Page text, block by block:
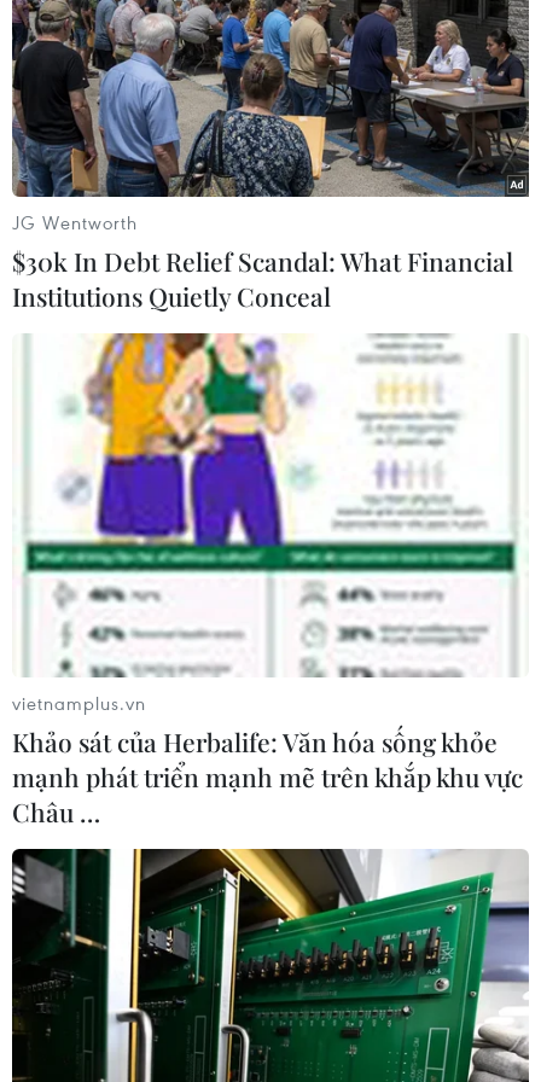
Việt Nam ủng hộ các doanh nghiệp sang
đầu tư tại tỉnh Vân Nam
01/04/2019 08:36
Theo Phó Thủ tướng, là địa phương chung đường biên
giới và có quan hệ hữu nghị truyền thống với nhiều địa
phương của Việt Nam, Vân Nam có vai trò rất quan
trọng đối với quan hệ Việt Nam-Trung Quốc.
Việt Nam, Trung Quốc nhất trí tạo thuận
lợi cho nông sản nhập khẩu
JG Wentworth
$30k In Debt Relief Scandal: What Financial
Institutions Quietly Conceal
vietnamplus.vn
Khảo sát của Herbalife: Văn hóa sống khỏe
mạnh phát triển mạnh mẽ trên khắp khu vực
Châu …